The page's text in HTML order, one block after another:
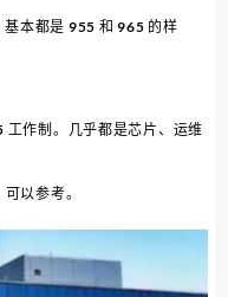
本都是 955 和 965 的样
作制。几乎都是芯片、运维
以参考。